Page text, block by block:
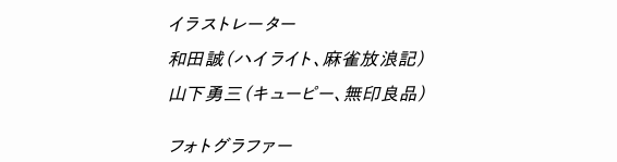
イラストレーター
和田誠（ハイライト、麻雀放浪記）
山下勇三（キューピー、無印良品）
フォトグラファー